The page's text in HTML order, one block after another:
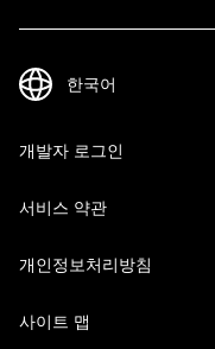
개발자 로그인
서비스 약관
개인정보처리방침
사이트 맵